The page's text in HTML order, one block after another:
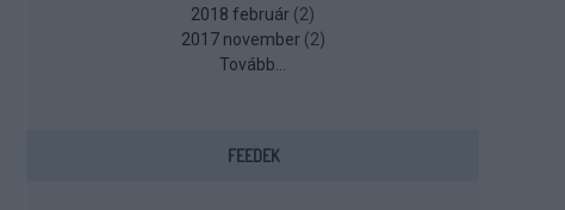
2018 február (2)
2017 november (2)
Tovább
FEEDEK